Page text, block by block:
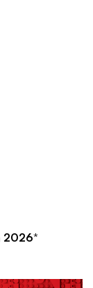
2026*